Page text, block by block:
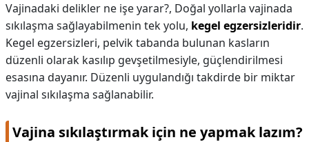
Vajinadaki delikler ne işe yarar?, Doğal yollarla vajinada
sıkılaşma sağlayabilmenin tek yolu, kegel egzersizleridir.
Kegel egzersizleri, pelvik tabanda bulunan kasların
düzenli olarak kasılıp gevşetilmesiyle, güçlendirilmesi
esasına dayanır. Düzenli uygulandığı takdirde bir miktar
vajinal sıkılaşma sağlanabilir.
Vajina sıkılaştırmak için ne yapmak lazım?